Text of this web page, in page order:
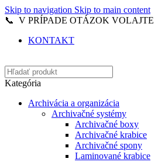
Skip to navigation Skip to main content
📞 V PRÍPADE OTÁZOK VOLAJTE
KONTAKT
Kategória
Archivácia a organizácia
Archivačné systémy
Archivačné boxy
Archivačné krabice
Archivačné spony
Laminované krabice